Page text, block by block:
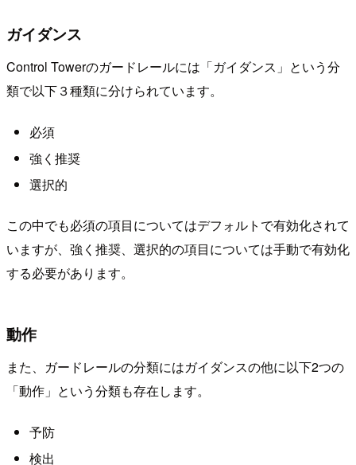
ガイダンス
Control Towerのガードレールには「ガイダンス」という分
類で以下３種類に分けられています。
必須
強く推奨
選択的
この中でも必須の項目についてはデフォルトで有効化されて
いますが、強く推奨、選択的の項目については手動で有効化
する必要があります。
動作
また、ガードレールの分類にはガイダンスの他に以下2つの
「動作」という分類も存在します。
予防
検出